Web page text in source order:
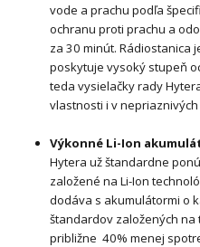
vode a prachu podľa
ochranu proti prachu a
za 30 minút. Rádiostanica
poskytuje vysoký stupeň
teda vysielačky rady
vlastnosti i v
Výkonné Li-Ion
Hytera už štandardne
založené na Li-Ion
dodáva s akumulátormi o
štandardov založených na
približne 40% menej